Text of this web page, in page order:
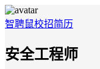
智聘鼠校招简历
安全工程师